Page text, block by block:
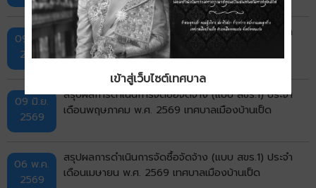
09 ก.ค.
2569
สรุปผลการดำเนินการจัดซื้อจัดจ้าง (แบบ สขร.1) ประจำ
เดือนมิถุนายน พ.ศ. 2569 เทศบาลเมืองบ้านเป็ด
09 มิ.ย.
2569
สรุปผลการดำเนินการจัดซื้อจัดจ้าง (แบบ สขร.1) ประจำ
เดือนพฤษภาคม พ.ศ. 2569 เทศบาลเมืองบ้านเป็ด
06 พ.ค.
2569
สรุปผลการดำเนินการจัดซื้อจัดจ้าง (แบบ สขร.1) ประจำ
เดือนเมษายน พ.ศ. 2569 เทศบาลเมืองบ้านเป็ด
เข้าสู่เว็บไซต์เทศบาล